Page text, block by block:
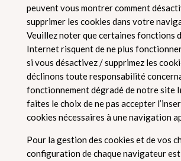
peuvent vous montrer comment
supprimer les cookies dans votre
Veuillez noter que certaines fonctions
Internet risquent de ne plus
si vous désactivez / supprimez les
déclinons toute responsabilité
fonctionnement dégradé de notre site
faites le choix de ne pas accepter
cookies nécessaires à une navigation
Pour la gestion des cookies et de vos
configuration de chaque navigateur